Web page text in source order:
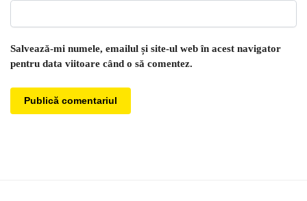
Salvează-mi numele, emailul și site-ul web în acest navigator
pentru data viitoare când o să comentez.